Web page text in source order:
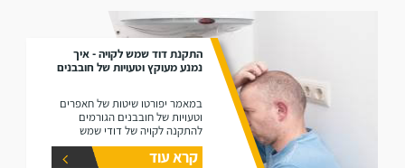
התקנת דוד שמש לקויה - איך
נמנע מעוקץ וטעויות של חובבנים
במאמר יפורטו שיטות של חאפרים
וטעויות של חובבנים הגורמים
להתקנה לקויה של דודי שמש
קרא עוד